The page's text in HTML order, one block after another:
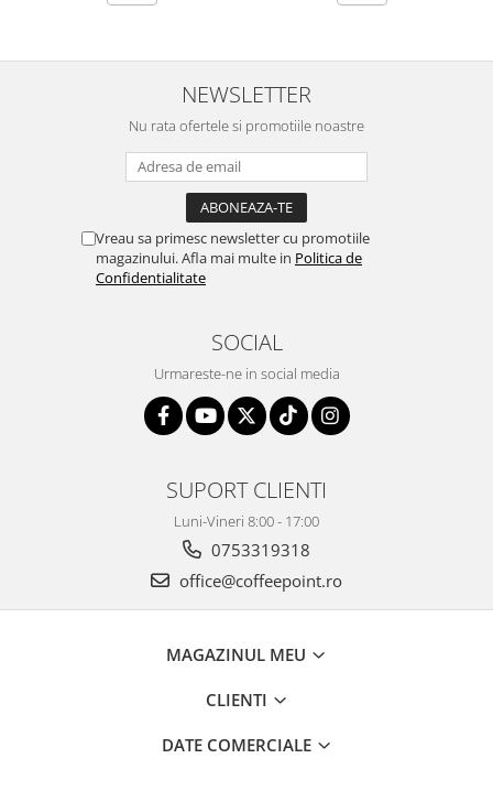
NEWSLETTER
Nu rata ofertele si promotiile noastre
Vreau sa primesc newsletter cu promotiile
magazinului. Afla mai multe in Politica de
Confidentialitate
SOCIAL
Urmareste-ne in social media
SUPORT CLIENTI
Luni-Vineri 8:00 - 17:00
0753319318
office@coffeepoint.ro
MAGAZINUL MEU
CLIENTI
DATE COMERCIALE